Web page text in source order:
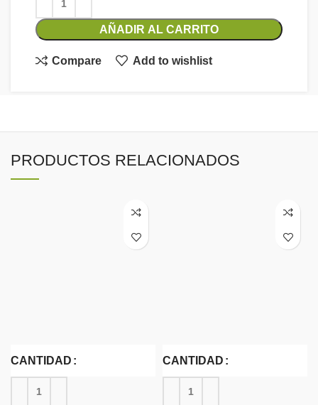
AÑADIR AL CARRITO
Compare Add to wishlist
PRODUCTOS RELACIONADOS
CANTIDAD CANTIDAD